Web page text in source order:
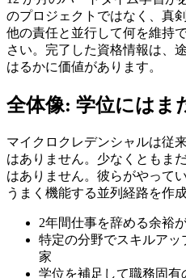
のプロジェクトではなく、真
他の責任と並行して何を維持
さい。完了した資格情報は、
はるかに価値があります。
全体像: 学位にはま
マイクロクレデンシャルは従
はありません。少なくともま
はありません。彼らがやって
うまく機能する並列経路を作
2年間仕事を辞める余裕
特定の分野でスキルアッ
家
学位を補足して職務固有